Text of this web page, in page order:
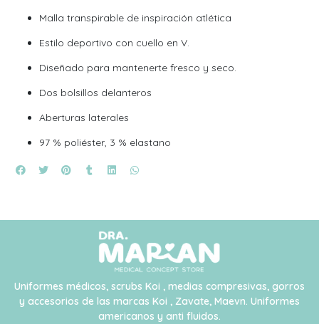
Malla transpirable de inspiración atlética
Estilo deportivo con cuello en V.
Diseñado para mantenerte fresco y seco.
Dos bolsillos delanteros
Aberturas laterales
97 % poliéster, 3 % elastano
Uniformes médicos, scrubs Koi , medias compresivas, gorros
y accesorios de las marcas Koi , Zavate, Maevn. Uniformes
americanos y anti fluidos.